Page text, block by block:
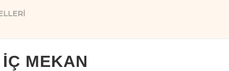
MEKAN